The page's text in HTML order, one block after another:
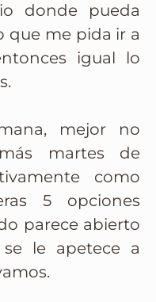
donde pueda
que me pida ir a
igual lo
mejor no
martes de
como
5 opciones
parece abierto
le apetece a